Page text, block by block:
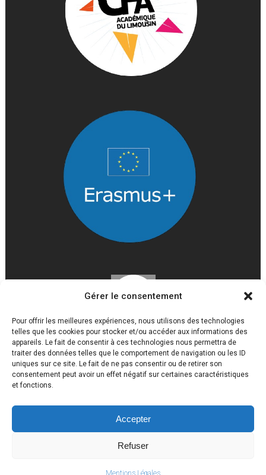
Gérer le consentement
Pour offrir les meilleures expériences, nous utilisons des technologies
telles que les cookies pour stocker et/ou accéder aux informations des
appareils. Le fait de consentir à ces technologies nous permettra de
traiter des données telles que le comportement de navigation ou les ID
uniques sur ce site. Le fait de ne pas consentir ou de retirer son
consentement peut avoir un effet négatif sur certaines caractéristiques
et fonctions.
Accepter
Refuser
Mentions Légales
Lycée Louis Gaston Roussillat 2017 © Tous droits réservés
Mentions légales